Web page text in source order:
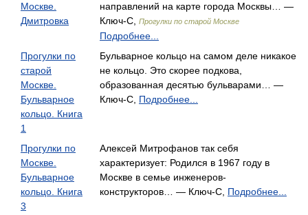
Москве.
Дмитровка
направлений на карте города Москвы… —
Ключ-С,
Прогулки по старой Москве
Подробнее...
Прогулки по
старой
Москве.
Бульварное
кольцо. Книга
1
Бульварное кольцо на самом деле никакое
не кольцо. Это скорее подкова,
образованная десятью бульварами… —
Ключ-С, Подробнее...
Прогулки по
Москве.
Бульварное
кольцо. Книга
3
Алексей Митрофанов так себя
характеризует: Родился в 1967 году в
Москве в семье инженеров-
конструкторов… — Ключ-С, Подробнее...